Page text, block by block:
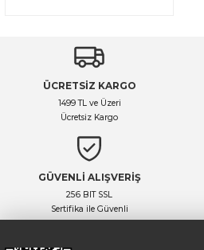
ÜCRETSİZ KARGO
1499 TL ve Üzeri
Ücretsiz Kargo
GÜVENLİ ALIŞVERİŞ
256 BIT SSL
Sertifika ile Güvenli